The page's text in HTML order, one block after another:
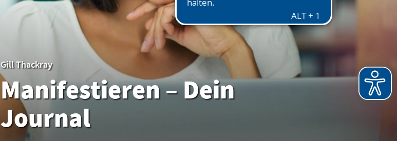
Gill Thackray
Manifestieren – Dein
Journal